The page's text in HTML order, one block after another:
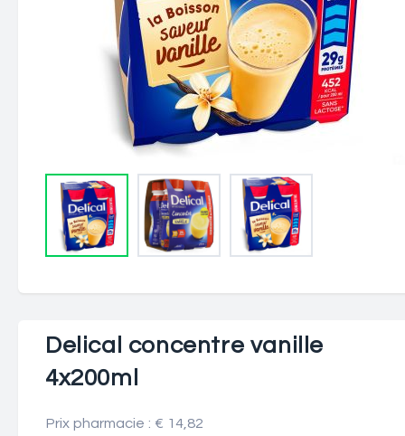
Delical concentre vanille
4x200ml
Prix pharmacie : € 14,82